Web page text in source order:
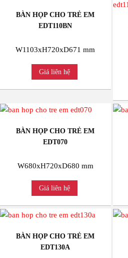
BÀN HỌP CHO TRẺ EM
EDT110BN
W1103xH720xD671 mm
Giá liên hệ
BÀN HỌP CHO TRẺ EM
EDT070
W680xH720xD680 mm
Giá liên hệ
BÀN HỌP CHO TRẺ EM
EDT130A